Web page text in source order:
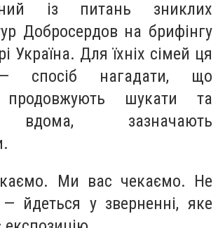
із питань зниклих
Добросердов на брифінгу
Україна. Для їхніх сімей ця
спосіб нагадати, що
продовжують шукати та
вдома, зазначають
Ми вас чекаємо. Не
— йдеться у зверненні, яке